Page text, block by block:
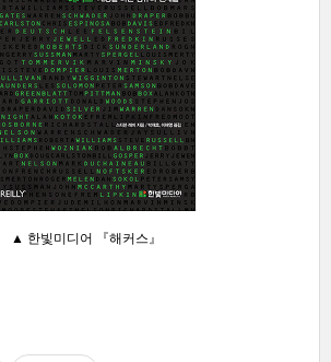
▲ 한빛미디어 『해커스』